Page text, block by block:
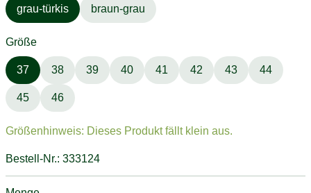
grau-türkis braun-grau
Größe
37 38 39 40 41 42 43 44
45 46
Größenhinweis: Dieses Produkt fällt klein aus.
Bestell-Nr.: 333124